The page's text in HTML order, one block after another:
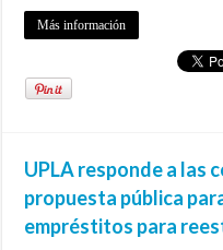
Más información
UPLA responde a las
propuesta pública
empréstitos para